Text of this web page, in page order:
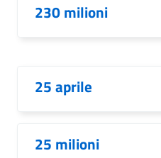
230 milioni
25 aprile
25 milioni